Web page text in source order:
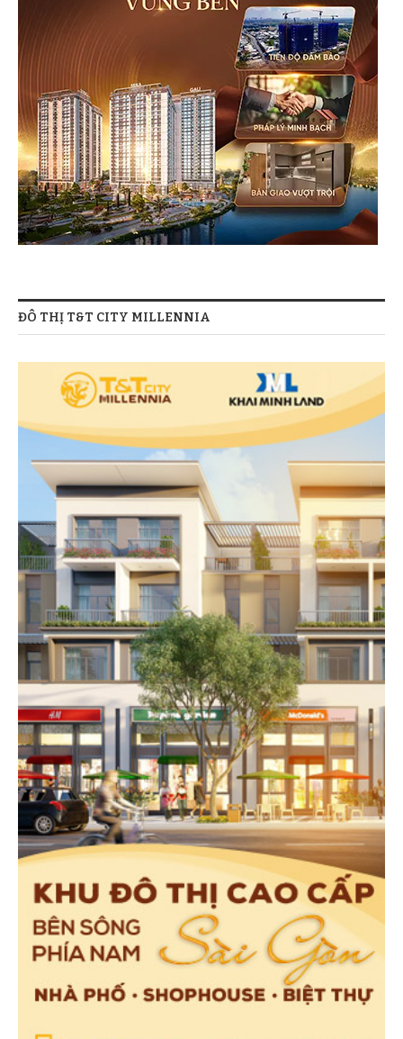
ĐÔ THỊ T&T CITY MILLENNIA